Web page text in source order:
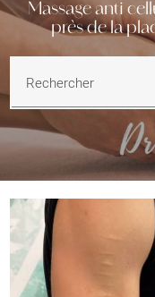
Massage anti
près de la
Rechercher